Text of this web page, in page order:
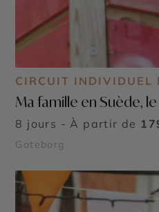
CIRCUIT INDIVIDUEL
Ma famille en Suède,
8 jours - À partir de
Goteborg